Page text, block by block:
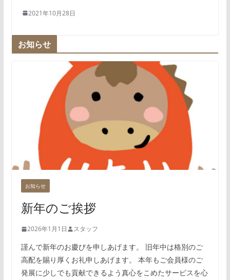
2021年10月28日
お知らせ
お知らせ
新年のご挨拶
2026年1月1日 スタッフ
謹んで新年のお慶びを申しあげます。 旧年中は格別のご
高配を賜り厚くお礼申しあげます。 本年もご会員様のご
発展に少しでも貢献できるよう真心をこめたサービスを心